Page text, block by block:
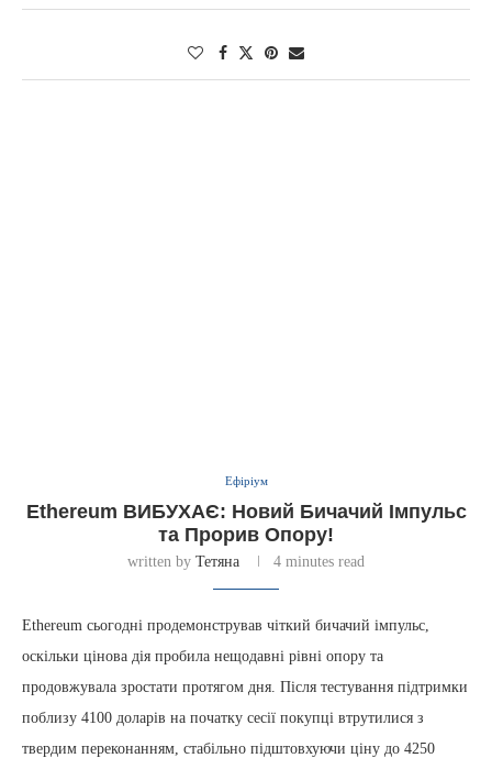
Ефіріум
Ethereum ВИБУХАЄ: Новий Бичачий Імпульс
та Прорив Опору!
written by Тетяна 4 minutes read
Ethereum сьогодні продемонстрував чіткий бичачий імпульс,
оскільки цінова дія пробила нещодавні рівні опору та
продовжувала зростати протягом дня. Після тестування підтримки
поблизу 4100 доларів на початку сесії покупці втрутилися з
твердим переконанням, стабільно підштовхуючи ціну до 4250